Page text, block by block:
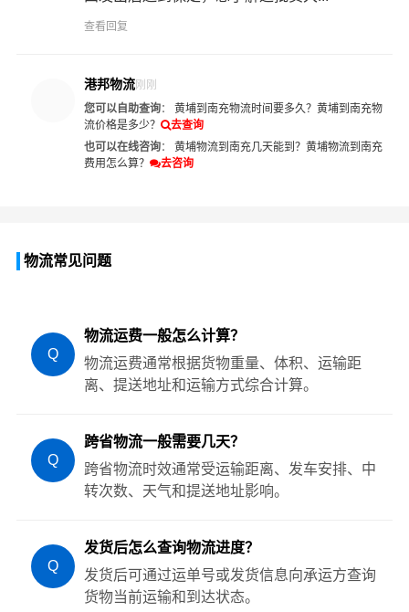
查看回复
港邦物流刚刚
您可以自助查询： 黄埔到南充物流时间要多久？ 黄埔到南充物
流价格是多少？
去查询
也可以在线咨询： 黄埔物流到南充几天能到？ 黄埔物流到南充
费用怎么算？
去咨询
物流常见问题
Q
物流运费一般怎么计算？
物流运费通常根据货物重量、体积、运输距
离、提送地址和运输方式综合计算。
Q
跨省物流一般需要几天？
跨省物流时效通常受运输距离、发车安排、中
转次数、天气和提送地址影响。
Q
发货后怎么查询物流进度？
发货后可通过运单号或发货信息向承运方查询
货物当前运输和到达状态。